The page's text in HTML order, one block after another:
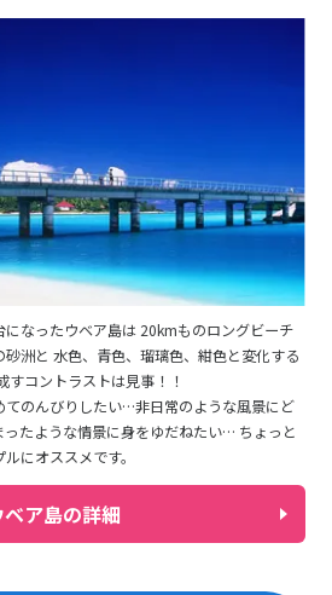
になったウベア島は 20kmものロングビーチ
洲と 水色、青色、瑠璃色、紺色と変化する
すコントラストは見事！！
てのんびりしたい…非日常のような風景にど
たような情景に身をゆだねたい… ちょっと
にオススメです。
ベア島の詳細